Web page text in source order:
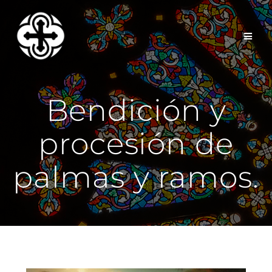
contenido
Bendición y
procesión de
palmas y ramos.